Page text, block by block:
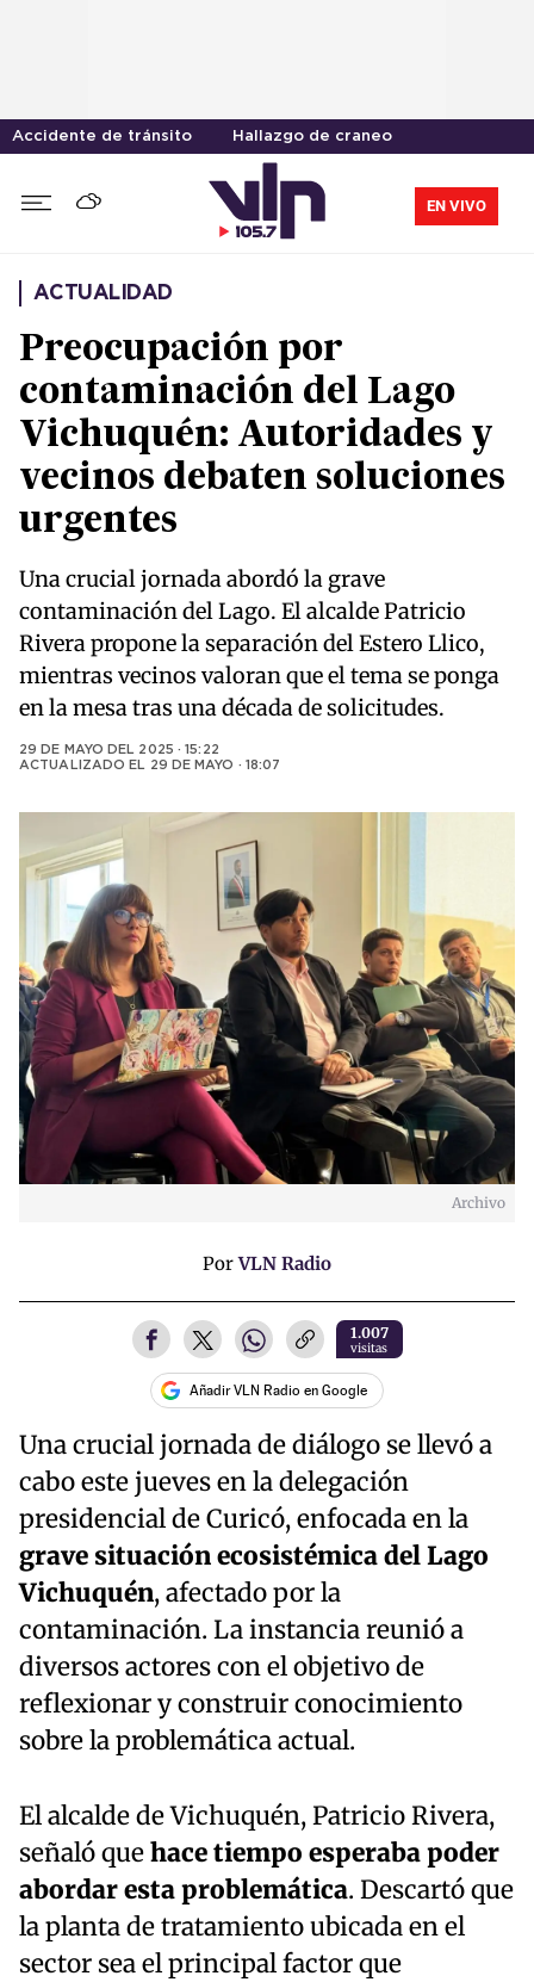
Accidente de tránsito Hallazgo de craneo
EN VIVO
ACTUALIDAD
Preocupación por
contaminación del Lago
Vichuquén: Autoridades y
vecinos debaten soluciones
urgentes
Una crucial jornada abordó la grave
contaminación del Lago. El alcalde Patricio
Rivera propone la separación del Estero Llico,
mientras vecinos valoran que el tema se ponga
en la mesa tras una década de solicitudes.
29 DE MAYO DEL 2025 · 15:22
ACTUALIZADO EL 29 DE MAYO · 18:07
Archivo
PorVLN Radio
1.007
visitas
Añadir VLN Radio en Google
Una crucial jornada de diálogo se llevó a
cabo este jueves en la delegación
presidencial de Curicó, enfocada en la
grave situación ecosistémica del Lago
Vichuquén, afectado por la
contaminación. La instancia reunió a
diversos actores con el objetivo de
reflexionar y construir conocimiento
sobre la problemática actual.
El alcalde de Vichuquén, Patricio Rivera,
señaló quehace tiempo esperaba poder
abordar esta problemática. Descartó que
la planta de tratamiento ubicada en el
sector sea el principal factor que